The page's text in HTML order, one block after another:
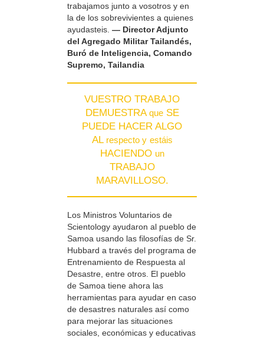
trabajamos junto a vosotros y en
la de los sobrevivientes a quienes
ayudasteis. — Director Adjunto
del Agregado Militar Tailandés,
Buró de Inteligencia, Comando
Supremo, Tailandia
VUESTRO TRABAJO
DEMUESTRAqueSE
PUEDE HACER ALGO
AL respecto y estáis
HACIENDO un
TRABAJO
MARAVILLOSO.
Los Ministros Voluntarios de
Scientology ayudaron al pueblo de
Samoa usando las filosofías de Sr.
Hubbard a través del programa de
Entrenamiento de Respuesta al
Desastre, entre otros. El pueblo
de Samoa tiene ahora las
herramientas para ayudar en caso
de desastres naturales así como
para mejorar las situaciones
sociales, económicas y educativas